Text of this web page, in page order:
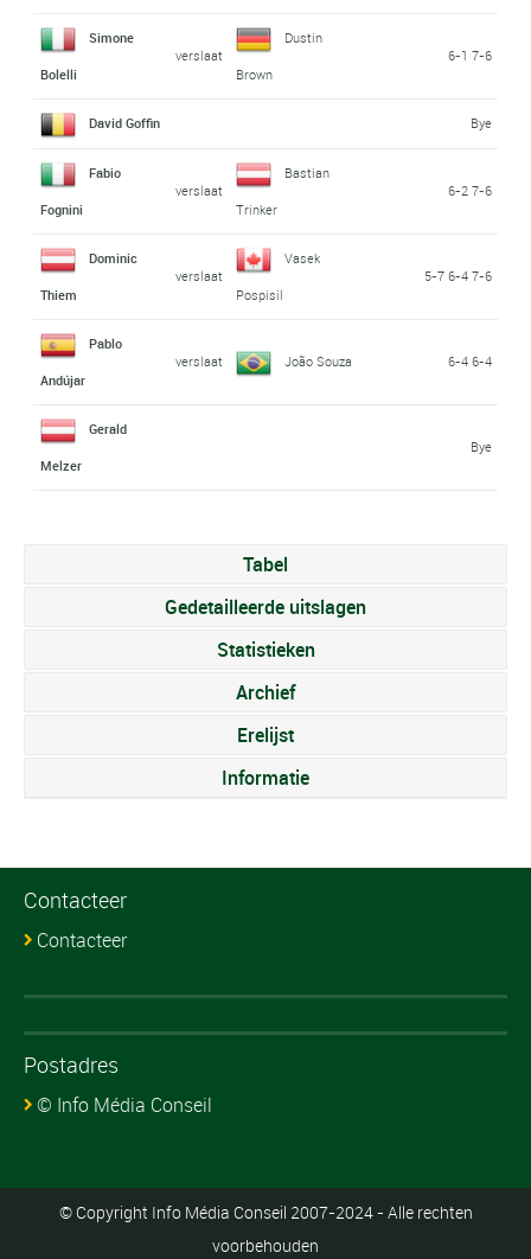
Simone
Bolelli
verslaat
Dustin
Brown
6-1 7-6
David Goffin Bye
Fabio
Fognini
verslaat
Bastian
Trinker
6-2 7-6
Dominic
Thiem
verslaat
Vasek
Pospisil
5-7 6-4 7-6
Pablo
Andújar
verslaat João Souza 6-4 6-4
Gerald
Melzer
Bye
Tabel
Gedetailleerde uitslagen
Statistieken
Archief
Erelijst
Informatie
Contacteer
Contacteer
Postadres
© Info Média Conseil
© Copyright Info Média Conseil 2007-2024 - Alle rechten
voorbehouden